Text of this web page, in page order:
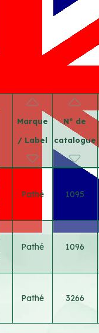
Marque
/ Label
N° de
catalogue
Pathé 1095
Pathé 1096
Pathé 3266